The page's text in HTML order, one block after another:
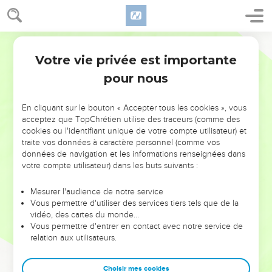
NE MANQUEZ PAS L’ÉVÉNEMENT
DE L’ANNÉE !
ET SI LEURS ERREURS POUVAIENT VOUS ÉVITER LES
VOTRES ?
leur foi ou leur vision. Mais on voit moins les doutes, les erreurs
et les saisons difficiles qu'ils ont traversés, alors même que ce
sont elles qui les ont façonnés.
Dans cette conférence, leaders, entrepreneurs, et responsables
clés pour avancer avec plus de sagesse afin que leurs erreurs
Votre vie privée est importante
pour nous
En cliquant sur le bouton « Accepter tous les cookies », vous
acceptez que TopChrétien utilise des traceurs (comme des
cookies ou l'identifiant unique de votre compte utilisateur) et
traite vos données à caractère personnel (comme vos
données de navigation et les informations renseignées dans
votre compte utilisateur) dans les buts suivants :
Mesurer l'audience de notre service
Vous permettre d'utiliser des services tiers tels que de la
vidéo, des cartes du monde…
Vous permettre d'entrer en contact avec notre service de
relation aux utilisateurs.
Choisir mes cookies